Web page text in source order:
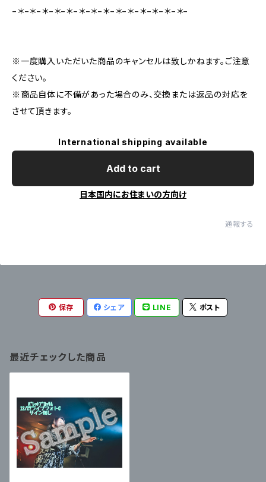
−＊−＊−＊−＊−＊−＊−＊−＊−＊−＊−＊−＊−＊−＊−
※一度購入いただいた商品のキャンセルは致しかねます。ご注意
ください。
※商品自体に不備があった場合のみ、交換または返品の対応を
させて頂きます。
International shipping available
Add to cart
日本国内にお住まいの方向け
通報する
保存 シェア LINE ポスト
最近チェックした商品